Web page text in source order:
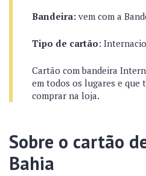
Bandeira: vem com a
Tipo de cartão:
Cartão com bandeira
em todos os lugares e que
comprar na loja.
Sobre o cartão
Bahia